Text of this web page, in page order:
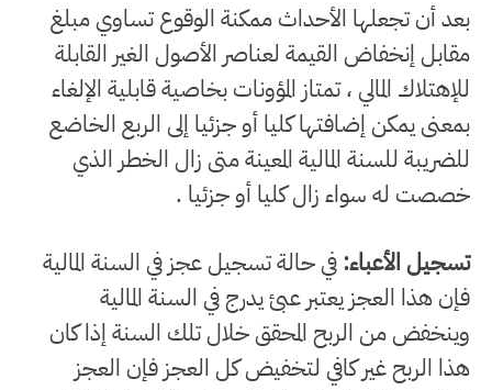
بعد أن تجعلها الأحداث ممكنة الوقوع تساوي مبلغ
مقابل إنخفاض القيمة لعناصر الأصول الغير القابلة
للإهتلاك المالي ، تمتاز المؤونات بخاصية قابلية الإلغاء
بمعنى يمكن إضافتها كليا أو جزئيا إلى الربع الخاضع
للضريبة للسنة المالية المعينة متى زال الخطر الذي
خصصت له سواء زال كليا أو جزئيا .
تسجيل الأعباء:في حالة تسجيل عجز في السنة المالية
فإن هذا العجز يعتبر عبئ يدرج في السنة المالية
وينخفض من الربح المحقق خلال تلك السنة إذا كان
هذا الربح غير كافي لتخفيض كل العجز فإن العجز